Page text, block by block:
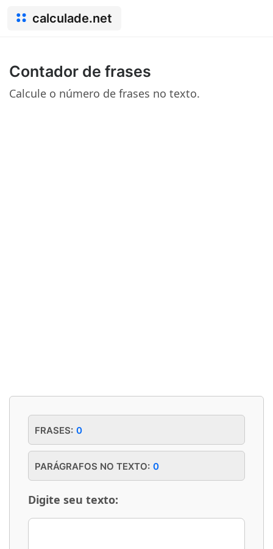
calculade.net
Contador de frases
Calcule o número de frases no texto.
FRASES: 0
PARÁGRAFOS NO TEXTO: 0
Digite seu texto: